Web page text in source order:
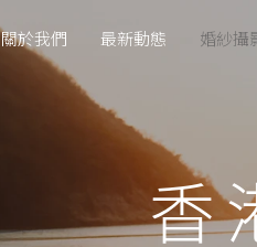
關於我們 最新動態 婚紗攝
香